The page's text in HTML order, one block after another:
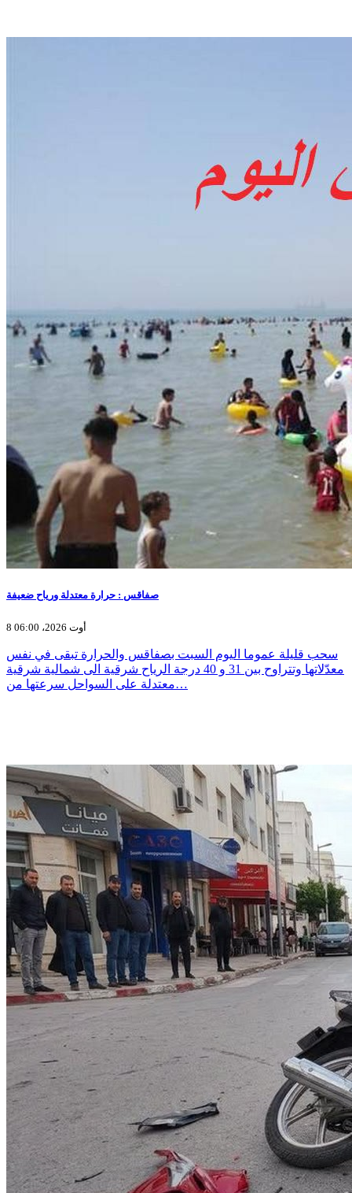
صفاقس : حرارة معتدلة ورياح ضعيفة
8 أوت 2026، 06:00
سحب قليلة عموما اليوم السبت بصفاقس والحرارة تبقى في نفس
معدّلاتها وتتراوح بين 31 و 40 درجة الرياح شرقية الى شمالية شرقية
معتدلة على السواحل سرعتها من…